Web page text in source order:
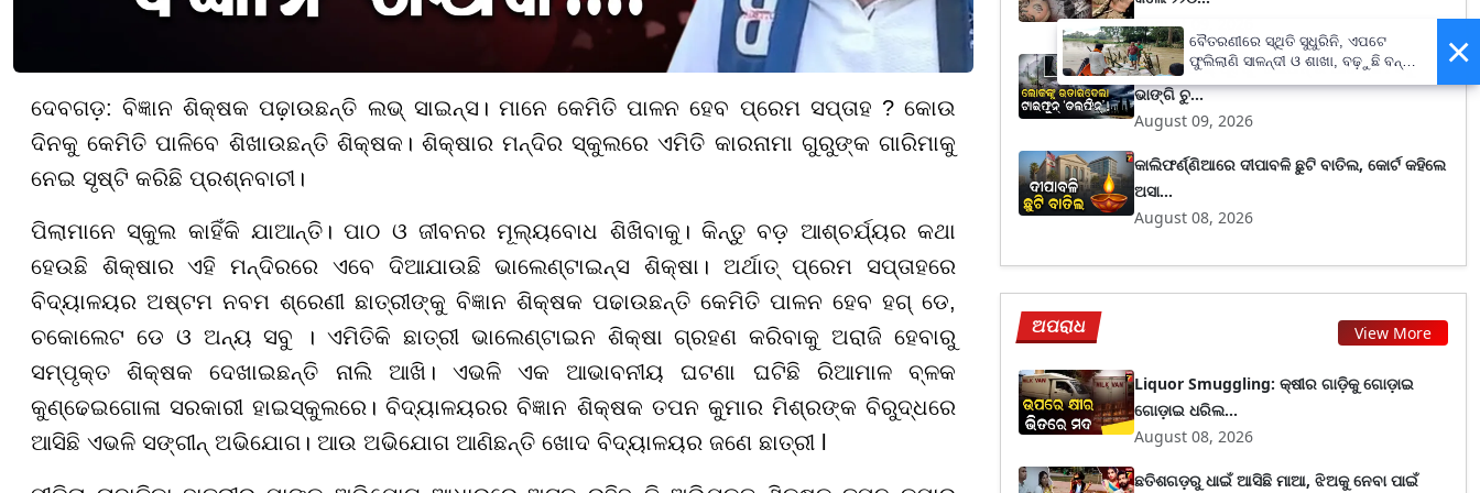
ଦେବଗଡ଼: ବିଜ୍ଞାନ ଶିକ୍ଷକ ପଢ଼ାଉଛନ୍ତି ଲଭ୍ ସାଇନ୍ସ। ମାନେ କେମିତି ପାଳନ ହେବ ପ୍ରେମ ସପ୍ତାହ ? କୋଉ
ଦିନକୁ କେମିତି ପାଳିବେ ଶିଖାଉଛନ୍ତି ଶିକ୍ଷକ। ଶିକ୍ଷାର ମନ୍ଦିର ସ୍କୁଲରେ ଏମିତି କାରନାମା ଗୁରୁଙ୍କ ଗାରିମାକୁ
ନେଇ ସୃଷ୍ଟି କରିଛି ପ୍ରଶ୍ନବାଚୀ।
ପିଲାମାନେ ସ୍କୁଲ କାହିଁକି ଯାଆନ୍ତି। ପାଠ ଓ ଜୀବନର ମୂଲ୍ୟବୋଧ ଶିଖିବାକୁ। କିନ୍ତୁ ବଡ଼ ଆଶ୍ଚର୍ଯ୍ୟର କଥା
ହେଉଛି ଶିକ୍ଷାର ଏହି ମନ୍ଦିରରେ ଏବେ ଦିଆଯାଉଛି ଭାଲେଣ୍ଟାଇନ୍ସ ଶିକ୍ଷା। ଅର୍ଥାତ୍ ପ୍ରେମ ସପ୍ତାହରେ
ବିଦ୍ୟାଳୟର ଅଷ୍ଟମ ନବମ ଶ୍ରେଣୀ ଛାତ୍ରୀଙ୍କୁ ବିଜ୍ଞାନ ଶିକ୍ଷକ ପଢାଉଛନ୍ତି କେମିତି ପାଳନ ହେବ ହଗ୍ ଡେ,
ଚକୋଲେଟ ଡେ ଓ ଅନ୍ୟ ସବୁ । ଏମିତିକି ଛାତ୍ରୀ ଭାଲେଣ୍ଟାଇନ ଶିକ୍ଷା ଗ୍ରହଣ କରିବାକୁ ଅରାଜି ହେବାରୁ
ସମ୍ପୃକ୍ତ ଶିକ୍ଷକ ଦେଖାଇଛନ୍ତି ନାଲି ଆଖି। ଏଭଳି ଏକ ଆଭାବନୀୟ ଘଟଣା ଘଟିଛି ରିଆମାଳ ବ୍ଳକ
କୁଣ୍ଢେଇଗୋଳା ସରକାରୀ ହାଇସ୍କୁଲରେ। ବିଦ୍ୟାଳୟରର ବିଜ୍ଞାନ ଶିକ୍ଷକ ତପନ କୁମାର ମିଶ୍ରଙ୍କ ବିରୁଦ୍ଧରେ
ଆସିଛି ଏଭଳି ସଙ୍ଗୀନ୍ ଅଭିଯୋଗ। ଆଉ ଅଭିଯୋଗ ଆଣିଛନ୍ତି ଖୋଦ ବିଦ୍ୟାଳୟର ଜଣେ ଛାତ୍ରୀ l
August 09, 2026
ଲ୍ୟାଣ୍ଡଫଲ୍ ପୂର୍ବରୁ 'ଡଲଫିନ୍'ର ଆତଙ୍କ : ସବୁ
ଭାଙ୍ଗି ଚୁ...
August 09, 2026
କାଲିଫର୍ଣ୍ଣିଆରେ ଦୀପାବଳି ଛୁଟି ବାତିଲ, କୋର୍ଟ କହିଲେ
ଅସା...
August 08, 2026
ଅପରାଧ View More
Liquor Smuggling: କ୍ଷୀର ଗାଡ଼ିକୁ ଗୋଡ଼ାଇ
ଗୋଡ଼ାଇ ଧରିଲ...
August 08, 2026
ଛତିଶଗଡ଼ରୁ ଧାଇଁ ଆସିଛି ମାଆ, ଝିଅକୁ ନେବା ପାଇଁ
×
ବୈତରଣୀରେ ସ୍ଥିତି ସୁଧୁରିନି, ଏପଟେ
ଫୁଲିଲାଣି ସାଳନ୍ଦୀ ଓ ଶାଖା, ବଢ଼ୁଛି ବନ୍ୟା